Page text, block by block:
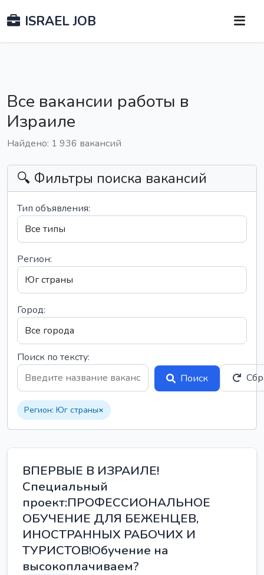
ISRAEL JOB
Все вакансии работы в
Израиле
Найдено: 1 936 вакансий
🔍 Фильтры поиска вакансий
Тип объявления:
Регион:
Город:
Поиск по тексту:
Поиск
Регион: Юг страны×
ВПЕРВЫЕ В ИЗРАИЛЕ!
Специальный
проект:ПРОФЕССИОНАЛЬНОЕ
ОБУЧЕНИЕ ДЛЯ БЕЖЕНЦЕВ,
ИНОСТРАННЫХ РАБОЧИХ И
ТУРИСТОВ!Обучение на
высокоплачиваем?